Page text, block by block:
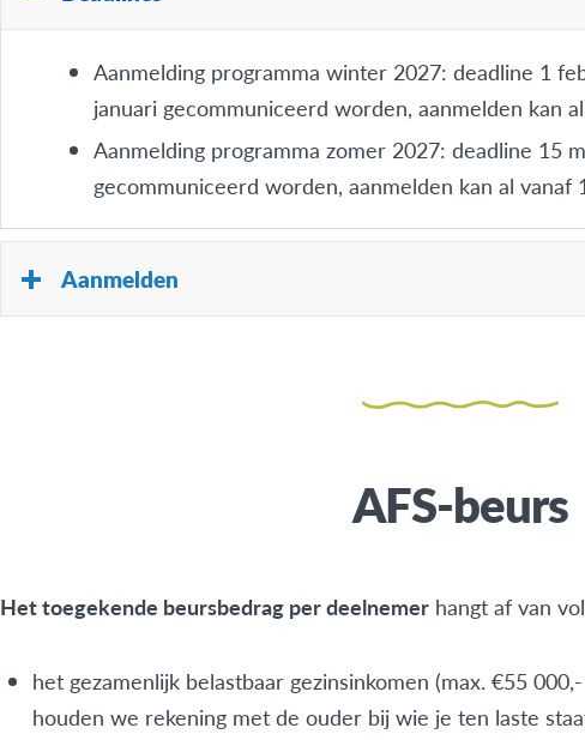
Aanmelding programma winter 2027: deadline 1
januari gecommuniceerd worden, aanmelden kan
Aanmelding programma zomer 2027: deadline 15
gecommuniceerd worden, aanmelden kan al vanaf
Aanmelden
eerste gesprek meteen in, zodat we tijdig een
AFS-beurs
Het toegekende beursbedrag per deelnemer hangt af van
het gezamenlijk belastbaar gezinsinkomen (max. €55
houden we rekening met de ouder bij wie je ten laste